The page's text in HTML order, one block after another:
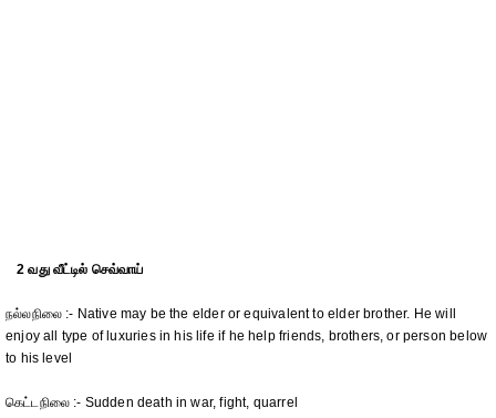
2 வது வீட்டில் செவ்வாய்
நல்லநிலை :- Native may be the elder or equivalent to elder brother. He will
enjoy all type of luxuries in his life if he help friends, brothers, or person below
to his level
கெட்டநிலை :- Sudden death in war, fight, quarrel